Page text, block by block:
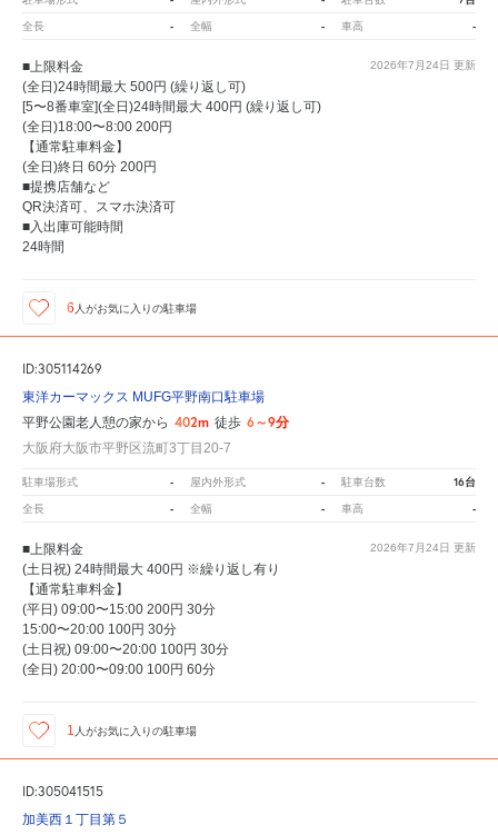
全長 - 全幅 - 車高 -
2026年7月24日 更新
■上限料金
(全日)24時間最大 500円 (繰り返し可)
[5〜8番車室](全日)24時間最大 400円 (繰り返し可)
(全日)18:00〜8:00 200円
【通常駐車料金】
(全日)終日 60分 200円
■提携店舗など
QR決済可、スマホ決済可
■入出庫可能時間
24時間
6 人がお気に入りの駐車場
ID:305114269
東洋カーマックス MUFG平野南口駐車場
平野公園老人憩の家から 402m 徒歩 6～9分
大阪府大阪市平野区流町3丁目20-7
駐車場形式 - 屋内外形式 - 駐車台数 16台
全長 - 全幅 - 車高 -
2026年7月24日 更新
■上限料金
(土日祝) 24時間最大 400円 ※繰り返し有り
【通常駐車料金】
(平日) 09:00〜15:00 200円 30分
15:00〜20:00 100円 30分
(土日祝) 09:00〜20:00 100円 30分
(全日) 20:00〜09:00 100円 60分
1 人がお気に入りの駐車場
ID:305041515
加美西１丁目第５